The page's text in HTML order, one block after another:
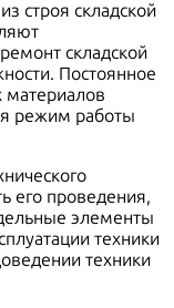
строя складской
складской
Постоянное
режим работы
его проведения,
элементы
техники
техники